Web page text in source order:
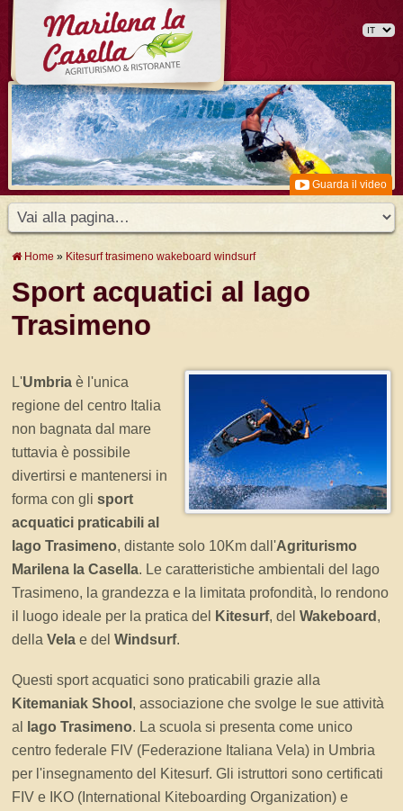
Guarda il video
Home » Kitesurf trasimeno wakeboard windsurf
Sport acquatici al lago
Trasimeno
L'Umbria è l'unica
regione del centro Italia
non bagnata dal mare
tuttavia è possibile
divertirsi e mantenersi in
forma con glisport
acquatici praticabili al
lago Trasimeno, distante solo 10Km dall'Agriturismo
Marilena la Casella. Le caratteristiche ambientali del lago
Trasimeno, la grandezza e la limitata profondità, lo rendono
il luogo ideale per la pratica del Kitesurf, delWakeboard,
dellaVela e delWindsurf.
Questi sport acquatici sono praticabili grazie alla
Kitemaniak Shool , associazione che svolge le sue attività
al
lago Trasimeno. La scuola si presenta come unico
centro federale FIV (Federazione Italiana Vela) in Umbria
per l'insegnamento del Kitesurf. Gli istruttori sono certificati
FIV e IKO (International Kiteboarding Organization) e